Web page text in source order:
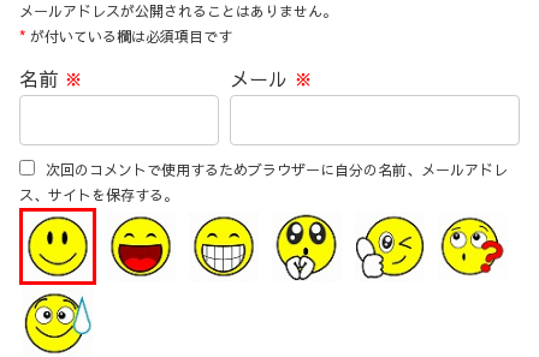
メールアドレスが公開されることはありません。
* が付いている欄は必須項目です
名前 ※ メール ※
次回のコメントで使用するためブラウザーに自分の名前、メールアドレ
ス、サイトを保存する。